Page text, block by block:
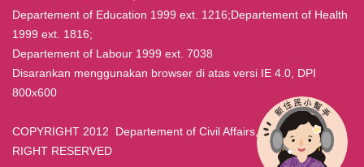
Departement of Education 1999 ext. 1216;Departement of Health
1999 ext. 1816;
Departement of Labour 1999 ext. 7038
Disarankan menggunakan browser di atas versi IE 4.0, DPI
800x600
COPYRIGHT 2012 Departement of Civil Affairs, Taipei ALL
RIGHT RESERVED